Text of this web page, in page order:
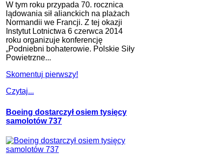
W tym roku przypada 70. rocznica
lądowania sił alianckich na plażach
Normandii we Francji. Z tej okazji
Instytut Lotnictwa 6 czerwca 2014
roku organizuje konferencję
„Podniebni bohaterowie. Polskie Siły
Powietrzne...
Skomentuj pierwszy!
Czytaj...
Boeing dostarczył osiem tysięcy
samolotów 737